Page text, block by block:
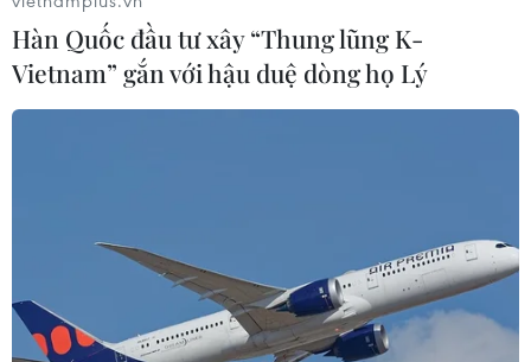
Hàn Quốc đầu tư xây “Thung lũng K-
Vietnam” gắn với hậu duệ dòng họ Lý